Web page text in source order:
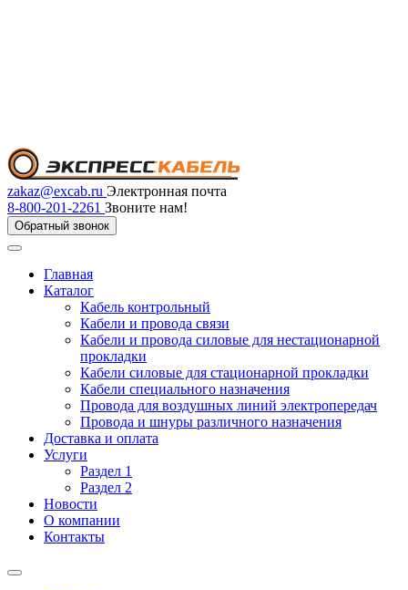
zakaz@excab.ru Электронная почта
8-800-201-2261 Звоните нам!
Обратный звонок
Главная
Каталог
Кабель контрольный
Кабели и провода связи
Кабели и провода силовые для нестационарной
прокладки
Кабели силовые для стационарной прокладки
Кабели специального назначения
Провода для воздушных линий электропередач
Провода и шнуры различного назначения
Доставка и оплата
Услуги
Раздел 1
Раздел 2
Новости
О компании
Контакты